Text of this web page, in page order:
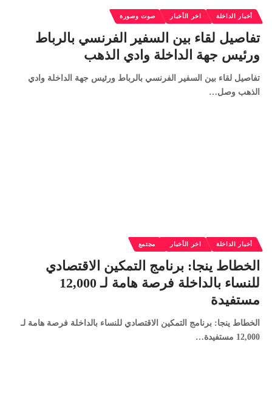
أخبار الداخلة اخر الأخبار صوت وصورة
تفاصيل لقاء بين السفير الفرنسي بالرباط
ورئيس جهة الداخلة وادي الذهب
تفاصيل لقاء بين السفير الفرنسي بالرباط ورئيس جهة الداخلة وادي
الذهب وصل…
أخبار الداخلة اخر الأخبار مجتمع
الخطاط ينجا: برنامج التمكين الاقتصادي
للنساء بالداخلة فرصة هامة لـ 12,000
مستفيدة
الخطاط ينجا: برنامج التمكين الاقتصادي للنساء بالداخلة فرصة هامة لـ
12,000 مستفيدة…